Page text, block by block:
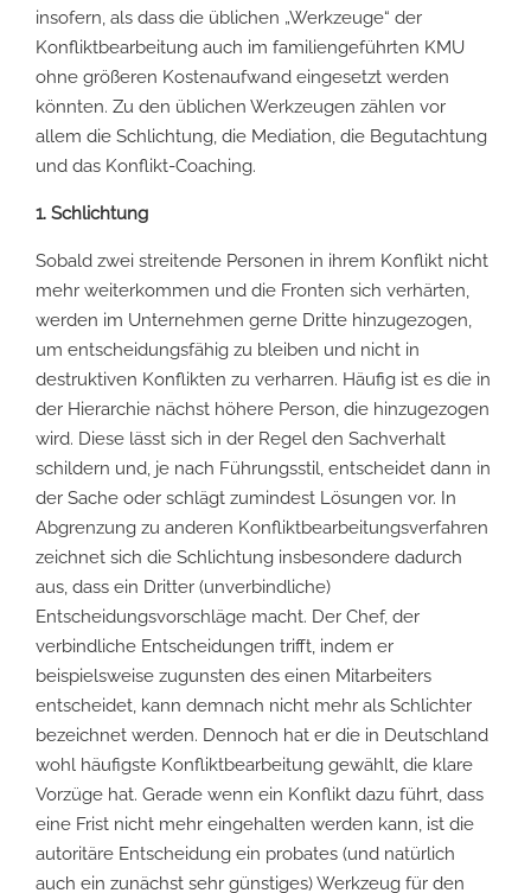
insofern, als dass die üblichen „Werkzeuge“ der
Konfliktbearbeitung auch im familiengeführten KMU
ohne größeren Kostenaufwand eingesetzt werden
könnten. Zu den üblichen Werkzeugen zählen vor
allem die Schlichtung, die Mediation, die Begutachtung
und das Konflikt-Coaching.
1. Schlichtung
Sobald zwei streitende Personen in ihrem Konflikt nicht
mehr weiterkommen und die Fronten sich verhärten,
werden im Unternehmen gerne Dritte hinzugezogen,
um entscheidungsfähig zu bleiben und nicht in
destruktiven Konflikten zu verharren. Häufig ist es die in
der Hierarchie nächst höhere Person, die hinzugezogen
wird. Diese lässt sich in der Regel den Sachverhalt
schildern und, je nach Führungsstil, entscheidet dann in
der Sache oder schlägt zumindest Lösungen vor. In
Abgrenzung zu anderen Konfliktbearbeitungsverfahren
zeichnet sich die Schlichtung insbesondere dadurch
aus, dass ein Dritter (unverbindliche)
Entscheidungsvorschläge macht. Der Chef, der
verbindliche Entscheidungen trifft, indem er
beispielsweise zugunsten des einen Mitarbeiters
entscheidet, kann demnach nicht mehr als Schlichter
bezeichnet werden. Dennoch hat er die in Deutschland
wohl häufigste Konfliktbearbeitung gewählt, die klare
Vorzüge hat. Gerade wenn ein Konflikt dazu führt, dass
eine Frist nicht mehr eingehalten werden kann, ist die
autoritäre Entscheidung ein probates (und natürlich
auch ein zunächst sehr günstiges) Werkzeug für den